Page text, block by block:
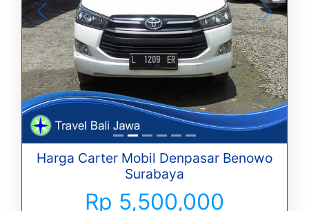
Harga Carter Mobil Denpasar Benowo
Surabaya
Rp 5,500,000